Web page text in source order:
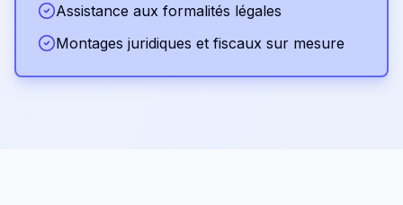
Assistance aux formalités légales
Montages juridiques et fiscaux sur mesure